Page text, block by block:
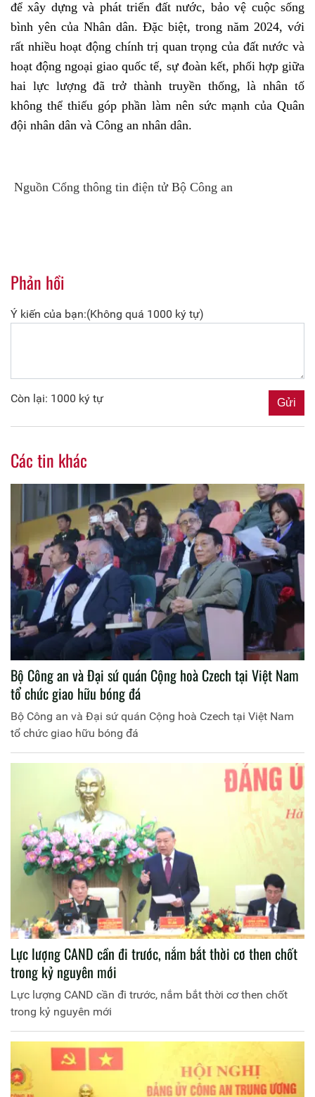
để xây dựng và phát triển đất nước, bảo vệ cuộc sống
bình yên của Nhân dân. Đặc biệt, trong năm 2024, với
rất nhiều hoạt động chính trị quan trọng của đất nước và
hoạt động ngoại giao quốc tế, sự đoàn kết, phối hợp giữa
hai lực lượng đã trở thành truyền thống, là nhân tố
không thể thiếu góp phần làm nên sức mạnh của Quân
đội nhân dân và Công an nhân dân.
Nguồn Cổng thông tin điện tử Bộ Công an
Phản hồi
Ý kiến của bạn:(Không quá 1000 ký tự)
Còn lại: 1000 ký tự
Các tin khác
Bộ Công an và Đại sứ quán Cộng hoà Czech tại Việt Nam
tổ chức giao hữu bóng đá
Bộ Công an và Đại sứ quán Cộng hoà Czech tại Việt Nam
tổ chức giao hữu bóng đá
Lực lượng CAND cần đi trước, nắm bắt thời cơ then chốt
trong kỷ nguyên mới
Lực lượng CAND cần đi trước, nắm bắt thời cơ then chốt
trong kỷ nguyên mới